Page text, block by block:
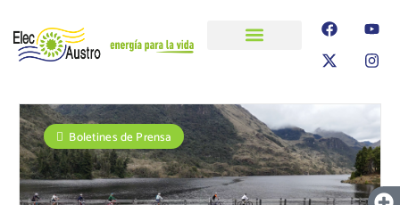
Boletines de Prensa